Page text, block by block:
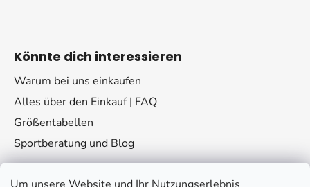
Könnte dich interessieren
Warum bei uns einkaufen
Alles über den Einkauf | FAQ
Größentabellen
Sportberatung und Blog